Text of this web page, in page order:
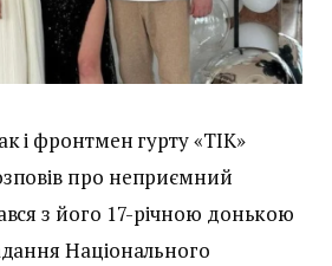
і фронтмен гурту «ТІК»
про неприємний
з його 17-річною донькою
Національного